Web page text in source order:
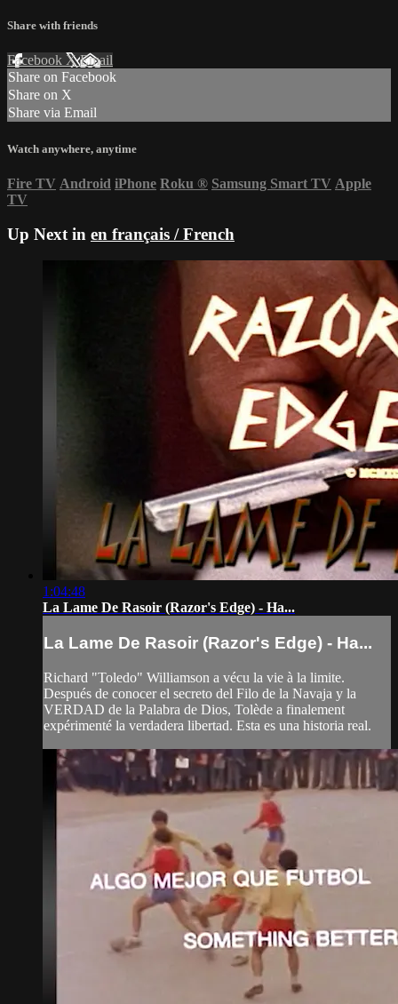
Share with friends
Facebook XEmail
Share on Facebook
Share on X
Share via Email
Watch anywhere, anytime
Fire TV Android iPhone Roku ® Samsung Smart TV Apple
TV
Up Next in en français / French
1:04:48
La Lame De Rasoir (Razor's Edge) - Ha...
La Lame De Rasoir (Razor's Edge) - Ha...
Richard "Toledo" Williamson a vécu la vie à la limite.
Después de conocer el secreto del Filo de la Navaja y la
VERDAD de la Palabra de Dios, Tolède a finalement
expérimenté la verdadera libertad. Esta es una historia real.